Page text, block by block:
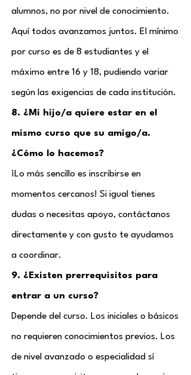
alumnos, no por nivel de conocimiento.
Aquí todos avanzamos juntos. El mínimo
por curso es de 8 estudiantes y el
máximo entre 16 y 18, pudiendo variar
según las exigencias de cada institución.
8. ¿Mi hijo/a quiere estar en el
mismo curso que su amigo/a.
¿Cómo lo hacemos?
¡Lo más sencillo es inscribirse en
momentos cercanos! Si igual tienes
dudas o necesitas apoyo, contáctanos
directamente y con gusto te ayudamos
a coordinar.
9. ¿Existen prerrequisitos para
entrar a un curso?
Depende del curso. Los iniciales o básicos
no requieren conocimientos previos. Los
de nivel avanzado o especialidad sí